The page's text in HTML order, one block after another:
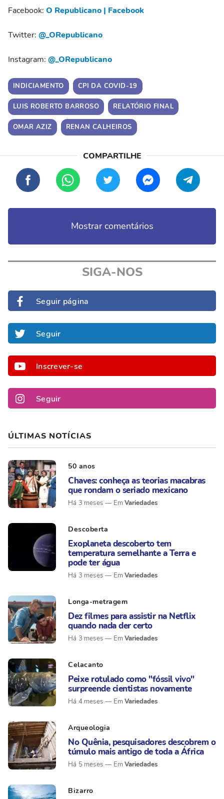
Facebook: O Republicano | Facebook
Twitter: @_ORepublicano
Instagram: @_ORepublicano
INDICIAMENTO CPI DA COVID-19
LUIS ROBERTO BARROSO RELATÓRIO FINAL
OMAR AZIZ RENAN CALHEIROS
Mostrar comentários
SIGA-NOS
Seguir página
Seguir
Inscrever-se
Seguir
ÚLTIMAS NOTÍCIAS
50 anos
Chaves: conheça as teorias macabras
que rondam o seriado mexicano
Há 3 meses Variedades
Descoberta
Exoplaneta descoberto tem
temperatura semelhante a Terra e
pode ter água
Há 3 meses Variedades
Longa-metragem
Dez filmes para assistir na Netflix
quando nada der certo
Há 3 meses Variedades
Celacanto
Peixe rotulado como "fóssil vivo"
surpreende cientistas novamente
Há 4 meses Variedades
Arqueologia
No Quênia, pesquisadores descobrem o
túmulo mais antigo de toda a África
Há 5 meses Variedades
Bizarro